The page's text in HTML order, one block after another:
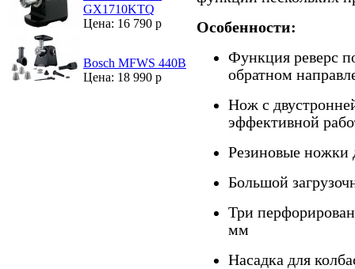
GX1710KTQ
Цена: 16 790 р
Bosch MFWS 440B
Цена: 18 990 р
Особенности:
Функция реверс
обратном
Нож с
эффективной
Резиновые ножки
Большой
Три
мм
Насадка для